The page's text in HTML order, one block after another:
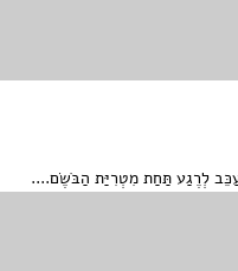
לְרֶגַע תַּחַת מִטְרִיַּת הַבֹּשֶׂם....